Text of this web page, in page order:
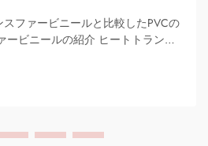
ファービニールと比較したPVCの
ービニールの紹介 ヒートトランス
一般的な方法の一つです。これは